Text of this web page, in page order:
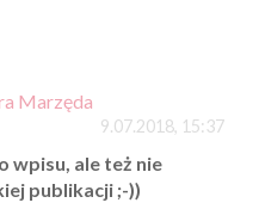
Marzęda
9.07.2018, 15:37
wpisu, ale też nie
publikacji ;-))